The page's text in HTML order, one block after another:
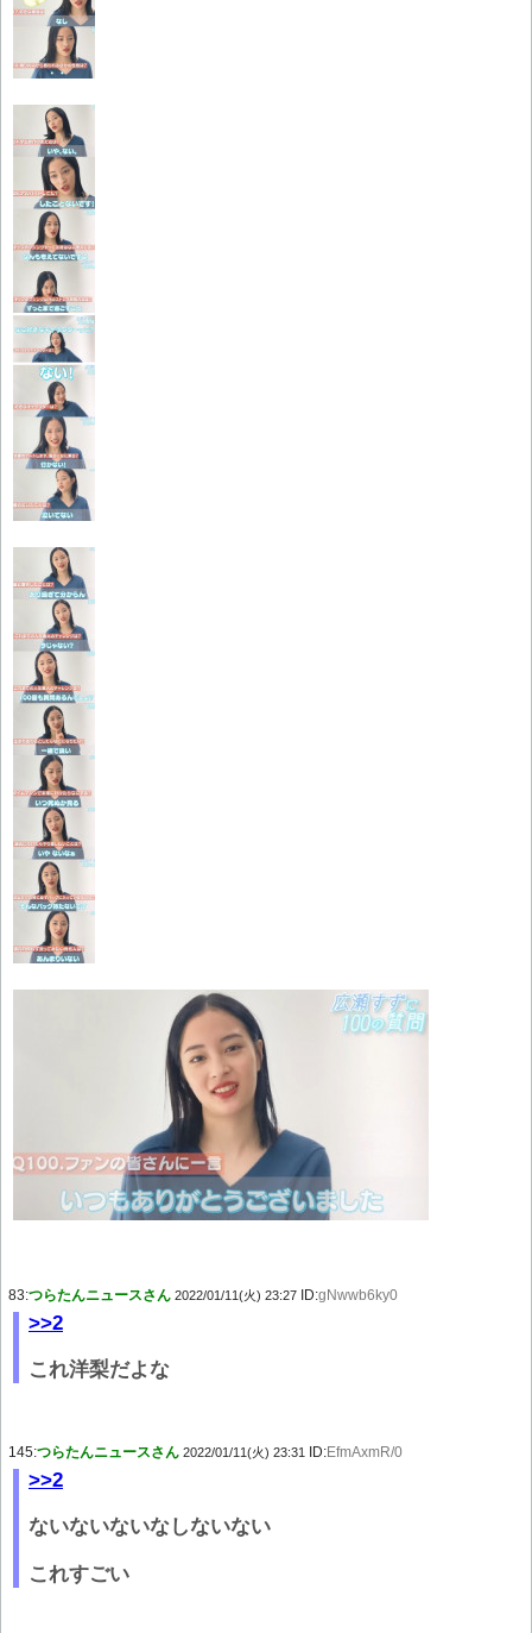
83:つらたんニュースさん 2022/01/11(火) 23:27 ID:gNwwb6ky0
>>2
これ洋梨だよな
145:つらたんニュースさん 2022/01/11(火) 23:31 ID:EfmAxmR/0
>>2
ないないないなしないない
これすごい